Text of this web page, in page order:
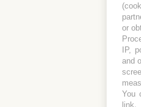
or
IP,
and
You
link.